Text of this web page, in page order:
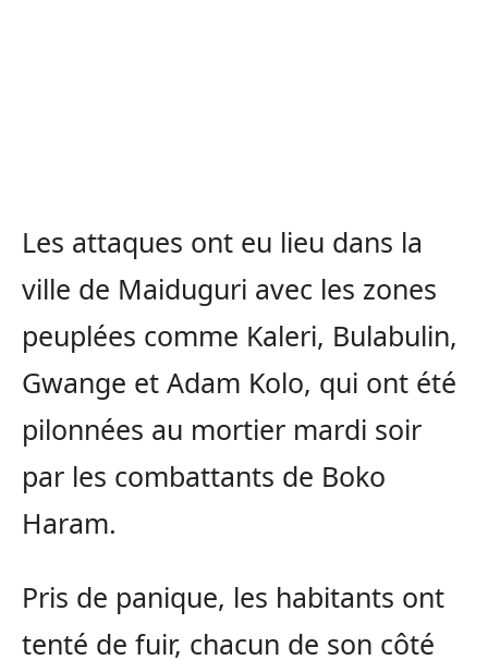
Les attaques ont eu lieu dans la
ville de Maiduguri avec les zones
peuplées comme Kaleri, Bulabulin,
Gwange et Adam Kolo, qui ont été
pilonnées au mortier mardi soir
par les combattants de Boko
Haram.
Pris de panique, les habitants ont
tenté de fuir, chacun de son côté